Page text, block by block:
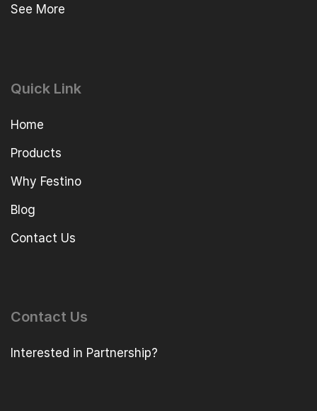
See More
Quick Link
Home
Products
Why Festino
Blog
Contact Us
Contact Us
Interested in Partnership?